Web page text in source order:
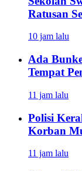
Ratusan
10 jam lalu
Ada
Tempat
11 jam lalu
Polisi
Korban
11 jam lalu